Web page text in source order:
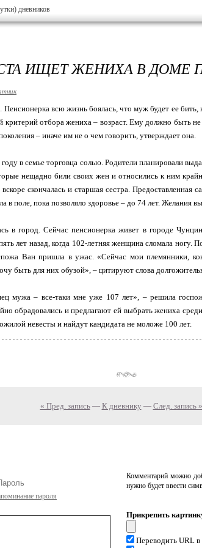
дневников
ИЩЕТ ЖЕНИХА В ДОМЕ
Пенсионерка всю жизнь боялась, что муж будет ее
критерий отбора жениха – возраст. Ему должно быть
– иначе им не о чем говорить, утверждает она.
в семье торговца солью. Родители планировали
нещадно били своих жен и относились к ним
скончалась и старшая сестра. Предоставленная
поле, пока позволяло здоровье – до 74 лет. Желания
в город. Сейчас пенсионерка живет в городе
лет назад, когда 102-летняя женщина сломала ногу.
Ван пришла в ужас. «Сейчас мои племянники,
быть для них обузой», – цитируют слова
мужа – все-таки мне уже 107 лет», – решила
обрадовались и предлагают ей выбрать жениха
невесты и найдут кандидата не моложе 100 лет.
« Пред. запись— К дневнику — След. запись »
пароля
Комментарий можно
нужно будет ввести
Прикрепить
Переводить URL в